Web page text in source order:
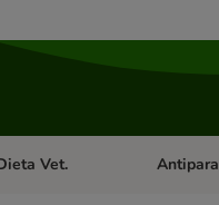
Cães
menu de categoria: Gatos
Vet. Abrir